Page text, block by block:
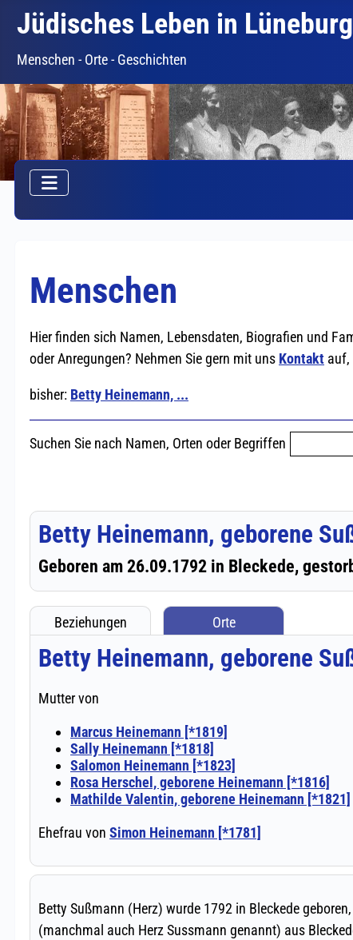
Jüdisches Leben in Lüneburg
Menschen - Orte - Geschichten